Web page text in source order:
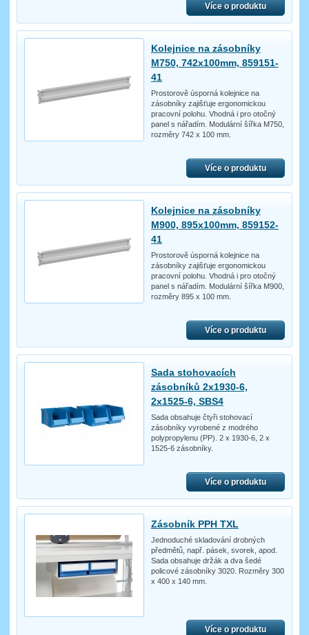
Více o produktu
Kolejnice na zásobníky
M750, 742x100mm, 859151-
41
Prostorově úsporná kolejnice na
zásobníky zajišťuje ergonomickou
pracovní polohu. Vhodná i pro otočný
panel s nářadím. Modulární šířka M750,
rozměry 742 x 100 mm.
Více o produktu
Kolejnice na zásobníky
M900, 895x100mm, 859152-
41
Prostorově úsporná kolejnice na
zásobníky zajišťuje ergonomickou
pracovní polohu. Vhodná i pro otočný
panel s nářadím. Modulární šířka M900,
rozměry 895 x 100 mm.
Více o produktu
Sada stohovacích
zásobníků 2x1930-6,
2x1525-6, SBS4
Sada obsahuje čtyři stohovací
zásobníky vyrobené z modrého
polypropylenu (PP). 2 x 1930-6, 2 x
1525-6 zásobníky.
Více o produktu
Zásobník PPH TXL
Jednoduché skladování drobných
předmětů, např. pásek, svorek, apod.
Sada obsahuje držák a dva šedé
policové zásobníky 3020. Rozměry 300
x 400 x 140 mm.
Více o produktu